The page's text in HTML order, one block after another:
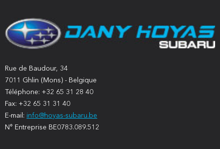
Rue de Baudour, 34
7011 Ghlin (Mons) - Belgique
Téléphone: +32 65 31 28 40
Fax: +32 65 31 31 40
E-mail: info@hoyas-subaru.be
N° Entreprise BE0783.089.512